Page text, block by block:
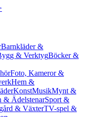
Barnkläder &
& VerktygBöcker &
Foto, Kameror &
Hem &
KonstMusikMynt &
& ÄdelstenarSport &
& VäxterTV-spel &